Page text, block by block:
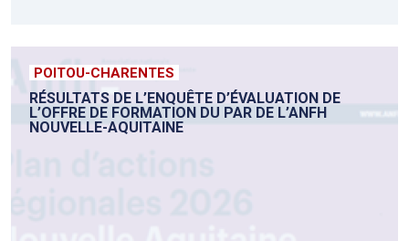
POITOU-CHARENTES
RÉSULTATS DE L’ENQUÊTE D’ÉVALUATION DE
L’OFFRE DE FORMATION DU PAR DE L’ANFH
NOUVELLE-AQUITAINE